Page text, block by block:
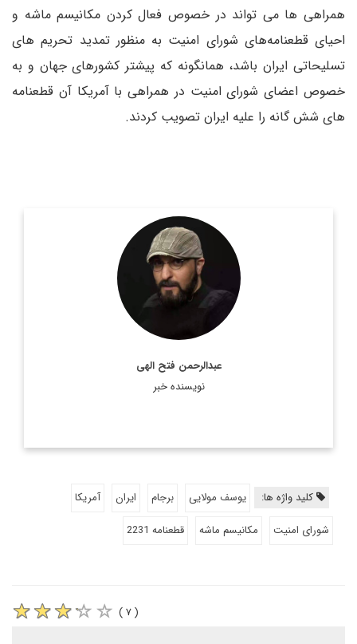
همراهی ها می تواند در خصوص فعال کردن مکانیسم ماشه و
احیای قطعنامه‌های شورای امنیت به منظور تمدید تحریم های
تسلیحاتی ایران باشد، همانگونه که پیشتر کشورهای جهان و به
خصوص اعضای شورای امنیت در همراهی با آمریکا آن قطعنامه
های شش گانه را علیه ایران تصویب کردند.
عبدالرحمن فتح الهی
نویسنده خبر
روزنامه نگار و کارشناس ارشد روزنامه نگاری سیاسی و عضو
تحریریه دیپلماسی ایرانی.
اطلاعات بیشتر
کلید واژه ها: یوسف مولایی برجام ایران
آمریکا
شورای امنیت
مکانیسم ماشه قطعنامه 2231
( ۷ )